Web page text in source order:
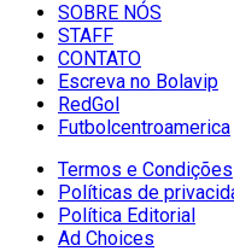
SOBRE NÓS
STAFF
CONTATO
Escreva no Bolavip
RedGol
Futbolcentroamerica
Termos e Condições
Políticas de
Política Editorial
Ad Choices